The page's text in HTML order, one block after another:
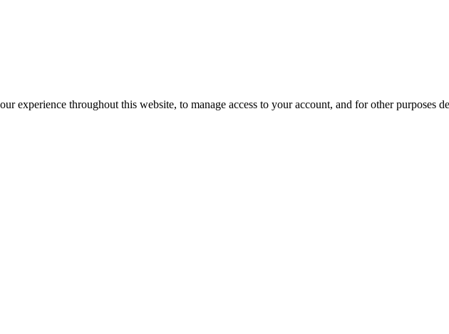
experience throughout this website, to manage access to your account, and for other purposes